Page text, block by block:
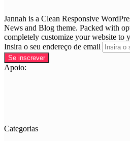
Jannah is a Clean Responsive
News and Blog theme. Packed with
completely customize your website to
Insira o seu endereço de email
Apoio:
Categorias